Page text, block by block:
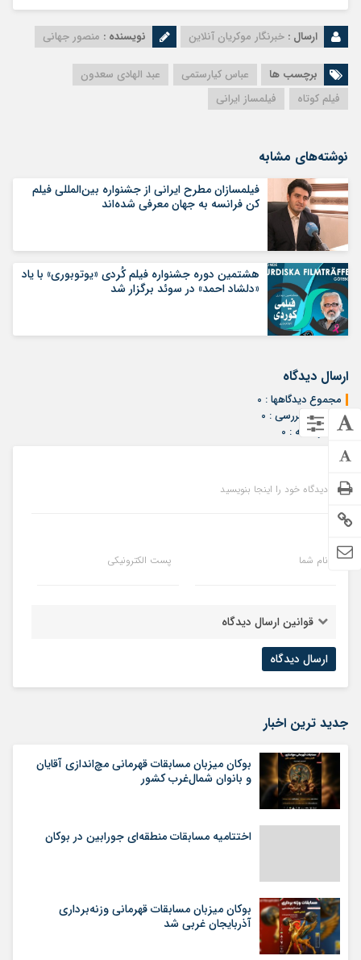
ارسال : خبرنگار موکریان آنلاین نویسنده : منصور جهانی
برچسب ها عباس كيارستمي
عبد الهادي سعدون
فیلم کوتاه
فیلمساز ایرانی
نوشته‌های مشابه
فیلمسازان مطرح ایرانی از جشنواره بین‌المللی فیلم‌
کن فرانسه به جهان معرفی شده‌اند
هشتمین دوره جشنواره فیلم کُردی «یوتوبوری» با یاد
«دلشاد احمد» در سوئد برگزار ‌شد
ارسال دیدگاه
مجموع دیدگاهها : 0
در انتظار بررسی : 0
انتشار یافته : 0
دیدگاه خود را اینجا بنویسید
نام شما پست الکترونیکی
قوانین ارسال دیدگاه
جدید ترین اخبار
بوکان میزبان مسابقات قهرمانی مچ‌اندازی آقایان
و بانوان شمال‌غرب کشور
اختتامیه مسابقات منطقه‌ای جورابین در بوکان
بوکان میزبان مسابقات قهرمانی وزنه‌برداری
آذربایجان غربی شد